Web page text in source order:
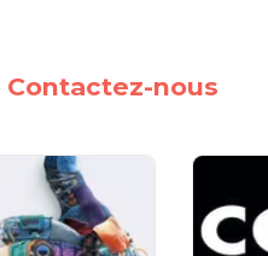
Contactez-nous